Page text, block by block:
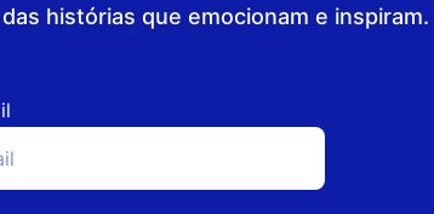
histórias que emocionam e inspiram.